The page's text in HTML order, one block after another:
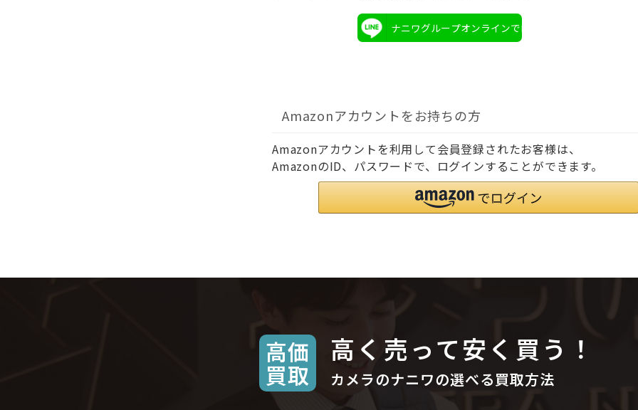
ナニワグループオンラインでログイン
Amazonアカウントをお持ちの方
Amazonアカウントを利用して会員登録されたお客様は、
AmazonのID、パスワードで、ログインすることができます。
高価
買取
高く売って安く買う！
カメラのナニワの選べる買取方法